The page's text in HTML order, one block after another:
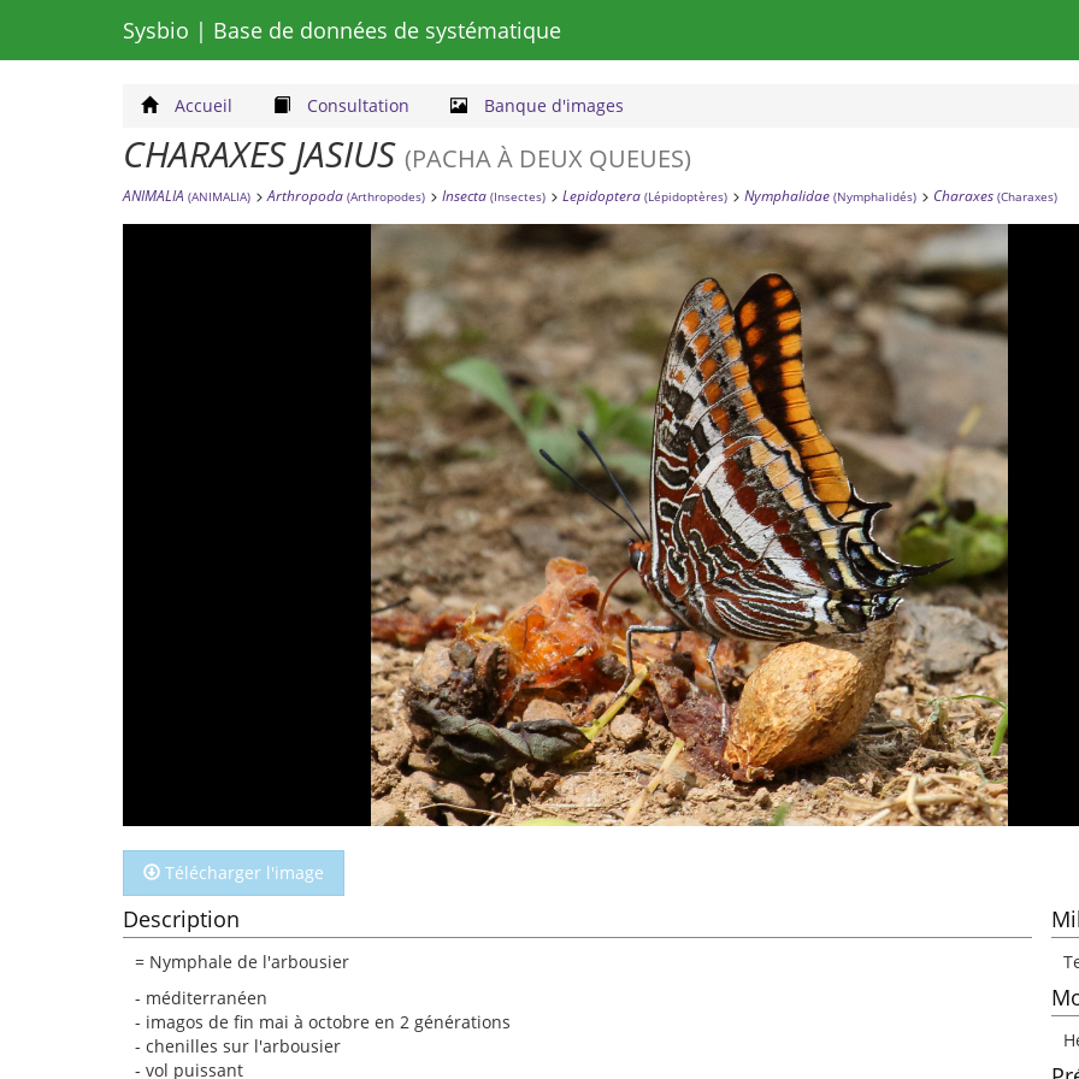
Sysbio | Base de données de systématique
Accueil Consultation Banque d'images
CHARAXES JASIUS (PACHA À DEUX QUEUES)
ANIMALIA (ANIMALIA) Arthropoda (Arthropodes) Insecta (Insectes) Lepidoptera (Lépidoptères) Nymphalidae (Nymphalidés) Charaxes (Charaxes)
Télécharger l'image
Description
= Nymphale de l'arbousier
- méditerranéen
- imagos de fin mai à octobre en 2 générations
- chenilles sur l'arbousier
- vol puissant